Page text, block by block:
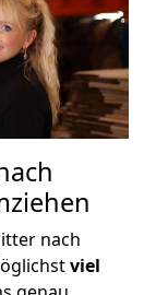
nach
viel